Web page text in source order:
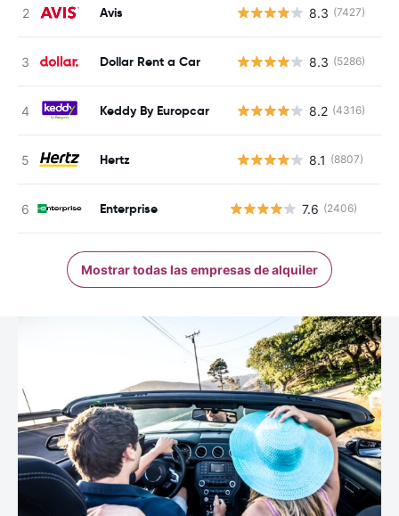
Avis 8.3 (7427)
Dollar Rent a Car 8.3 (5286)
Keddy By Europcar 8.2 (4316)
Hertz 8.1 (8807)
Enterprise 7.6 (2406)
Mostrar todas las empresas de alquiler